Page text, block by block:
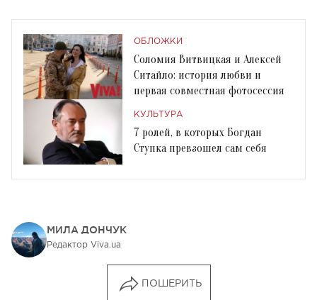
ОБЛОЖКИ
Соломия Витвицкая и Алексей
Ситайло: история любви и
первая совместная фотосессия
КУЛЬТУРА
7 ролей, в которых Богдан
Ступка превзошел сам себя
МИЛА ДОНЧУК
Редактор Viva.ua
ПОШЕРИТЬ